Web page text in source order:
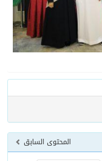
المحتوى السابق